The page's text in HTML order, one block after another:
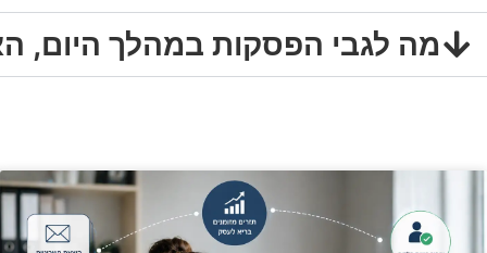
מה לגבי הפסקות במהלך היום,